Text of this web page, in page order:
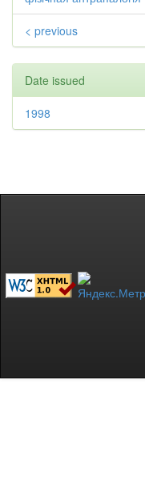
< previous
Date issued
1998